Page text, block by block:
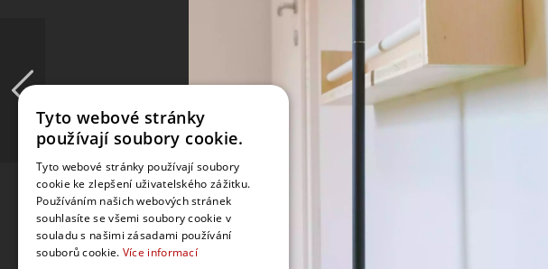
Tyto webové stránky
používají soubory cookie.
Tyto webové stránky používají soubory
cookie ke zlepšení uživatelského zážitku.
Používáním našich webových stránek
souhlasíte se všemi soubory cookie v
souladu s našimi zásadami používání
souborů cookie. Více informací